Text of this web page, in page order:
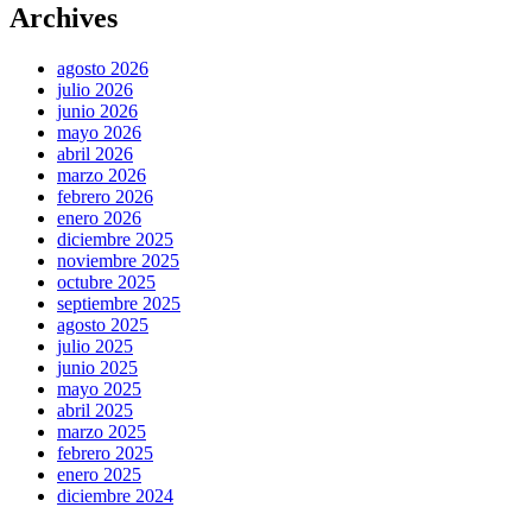
Archives
agosto 2026
julio 2026
junio 2026
mayo 2026
abril 2026
marzo 2026
febrero 2026
enero 2026
diciembre 2025
noviembre 2025
octubre 2025
septiembre 2025
agosto 2025
julio 2025
junio 2025
mayo 2025
abril 2025
marzo 2025
febrero 2025
enero 2025
diciembre 2024